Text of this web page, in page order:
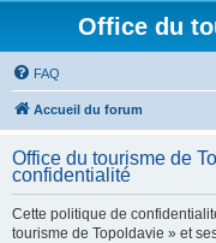
Office du
FAQ
Accueil du forum
Office du tourisme de
confidentialité
Cette politique de
tourisme de Topoldavie » et